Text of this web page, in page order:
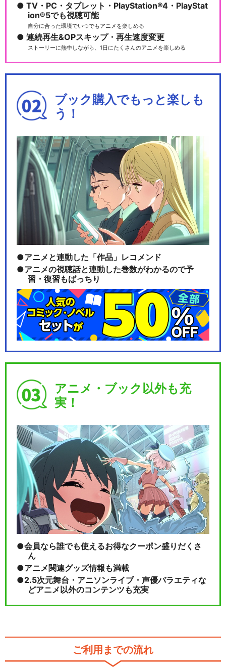
TV・PC・タブレット・PlayStation®4・PlayStat
ion®5でも視聴可能
自分に合った環境でいつでもアニメを楽しめる
連続再生&OPスキップ・再生速度変更
ストーリーに熱中しながら、1日にたくさんのアニメを楽しめる
ブック購入でもっと楽しも
う！
アニメと連動した「作品」レコメンド
アニメの視聴話と連動した巻数がわかるので予
習・復習もばっちり
アニメ・ブック以外も充
実！
会員なら誰でも使えるお得なクーポン盛りだくさ
ん
アニメ関連グッズ情報も満載
2.5次元舞台・アニソンライブ・声優バラエティな
どアニメ以外のコンテンツも充実
ご利用までの流れ